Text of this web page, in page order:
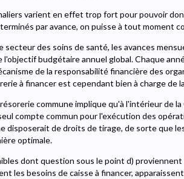
varient en effet trop fort pour pouvoir
par avance, on puisse à tout moment
secteur des soins de santé, les avances
l'objectif budgétaire annuel global. Chaque
de la responsabilité financière des
à financer est cependant bien à charge de
commune implique qu'à l'intérieur de
compte commun pour l'exécution des
disposerait de droits de tirage, de sorte que
optimale.
dont question sous le point d)
les besoins de caisse à financer,